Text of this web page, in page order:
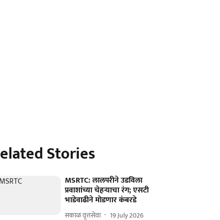
Stories
MSRTC: लालपरीने उडविला
प्रवाशांच्या चेहऱ्याचा रंग; एसटी
भाडेवाढीने मोडणार कंबरडे
सकाळ वृत्तसेवा 19 July 2026